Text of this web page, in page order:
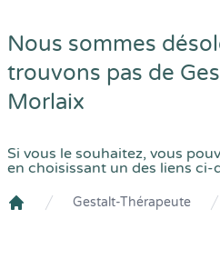
Nous sommes
trouvons pas de
Morlaix
Si vous le souhaitez, vous
en choisissant un des liens ci-
Gestalt-Thérapeute